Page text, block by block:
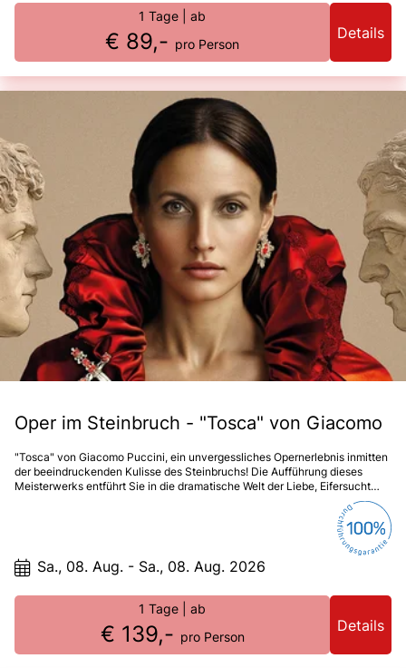
1 Tage | ab
€ 89,- pro Person
Details
Oper im Steinbruch - "Tosca" von Giacomo
"Tosca" von Giacomo Puccini, ein unvergessliches Opernerlebnis inmitten
der beeindruckenden Kulisse des Steinbruchs! Die Aufführung dieses
Meisterwerks entführt Sie in die dramatische Welt der Liebe, Eifersucht
Sa., 08. Aug. - Sa., 08. Aug. 2026
1 Tage | ab
€ 139,- pro Person
Details